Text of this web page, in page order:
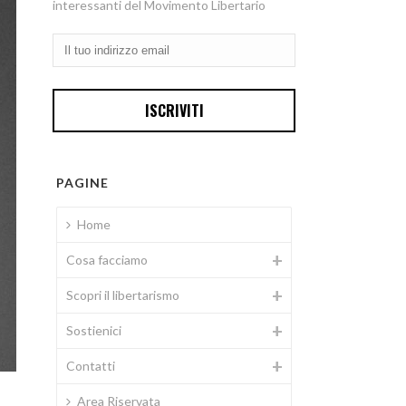
interessanti del Movimento Libertario
PAGINE
Home
Cosa facciamo
Scopri il libertarismo
Sostienici
Contatti
Area Riservata